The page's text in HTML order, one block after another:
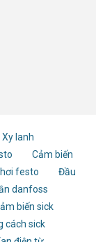
Xy lanh
Cảm biến
festo
Đầu
danfoss
biến sick
cách sick